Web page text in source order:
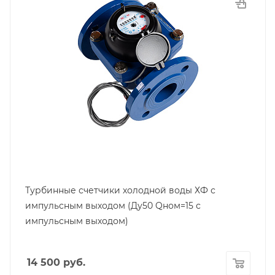
Материал корпуса
Страна производитель
Холодная вода
Межповерочный интервал
6 лет
Срок службы
Турбинные счетчики холодной воды ХФ с
импульсным выходом (Ду50 Qном=15 с
импульсным выходом)
14 500 руб.